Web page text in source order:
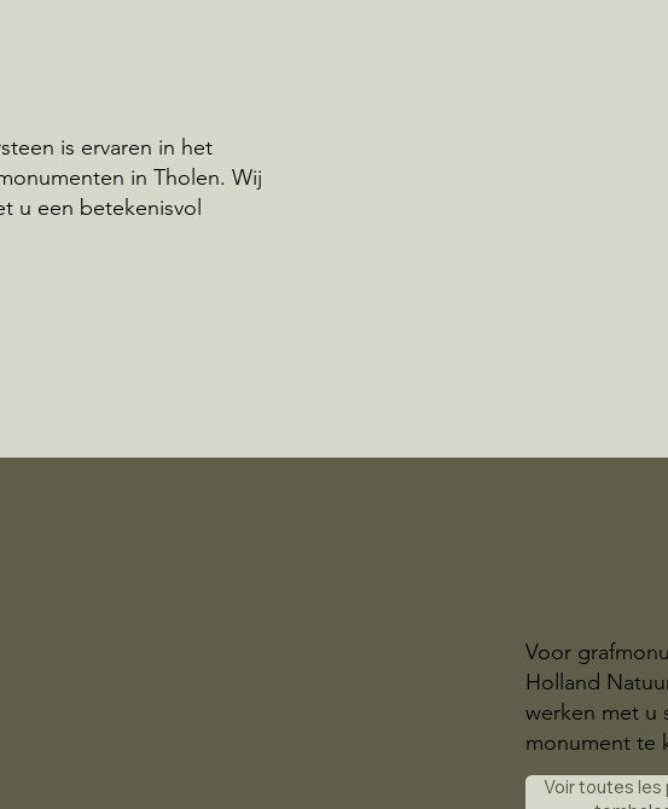
is ervaren in het
in Tholen. Wij
u een betekenisvol
Voor
Holland
werken met u
monument te
Voir toutes les